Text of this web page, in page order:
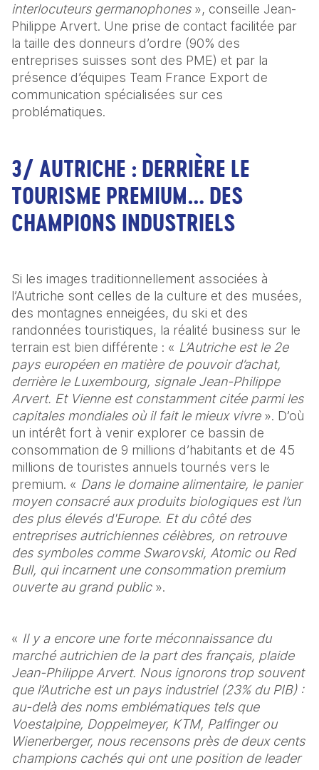
interlocuteurs germanophones », conseille Jean-
Philippe Arvert. Une prise de contact facilitée par
la taille des donneurs d’ordre (90% des
entreprises suisses sont des PME) et par la
présence d’équipes Team France Export de
communication spécialisées sur ces
problématiques.
3/ AUTRICHE : DERRIÈRE LE
TOURISME PREMIUM… DES
CHAMPIONS INDUSTRIELS
Si les images traditionnellement associées à
l’Autriche sont celles de la culture et des musées,
des montagnes enneigées, du ski et des
randonnées touristiques, la réalité business sur le
terrain est bien différente : « L’Autriche est le 2e
pays européen en matière de pouvoir d’achat,
derrière le Luxembourg, signale Jean-Philippe
Arvert. Et Vienne est constamment citée parmi les
capitales mondiales où il fait le mieux vivre ». D’où
un intérêt fort à venir explorer ce bassin de
consommation de 9 millions d’habitants et de 45
millions de touristes annuels tournés vers le
premium. « Dans le domaine alimentaire, le panier
moyen consacré aux produits biologiques est l’un
des plus élevés d'Europe. Et du côté des
entreprises autrichiennes célèbres, on retrouve
des symboles comme Swarovski, Atomic ou Red
Bull, qui incarnent une consommation premium
ouverte au grand public ».
« Il y a encore une forte méconnaissance du
marché autrichien de la part des français, plaide
Jean-Philippe Arvert. Nous ignorons trop souvent
que l’Autriche est un pays industriel (23% du PIB) :
au-delà des noms emblématiques tels que
Voestalpine, Doppelmeyer, KTM, Palfinger ou
Wienerberger, nous recensons près de deux cents
champions cachés qui ont une position de leader